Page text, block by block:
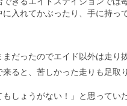
入れてかぶったり、手に持っ
だったのでエイド以外は走り
ると、苦しかった走りも足
しょうがない！」と思ってい